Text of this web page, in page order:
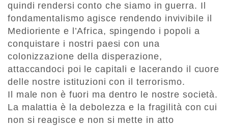
quindi rendersi conto che siamo in guerra. Il
fondamentalismo agisce rendendo invivibile il
Medioriente e l’Africa, spingendo i popoli a
conquistare i nostri paesi con una
colonizzazione della disperazione,
attaccandoci poi le capitali e lacerando il cuore
delle nostre istituzioni con il terrorismo.
Il male non è fuori ma dentro le nostre società.
La malattia è la debolezza e la fragilità con cui
non si reagisce e non si mette in atto